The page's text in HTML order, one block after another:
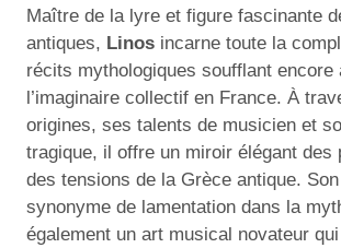
Maître de la lyre et figure fascinante
antiques, Linos incarne toute la
récits mythologiques soufflant encore
l’imaginaire collectif en France. À
origines, ses talents de musicien et
tragique, il offre un miroir élégant des
des tensions de la Grèce antique.
synonyme de lamentation dans la
également un art musical novateur